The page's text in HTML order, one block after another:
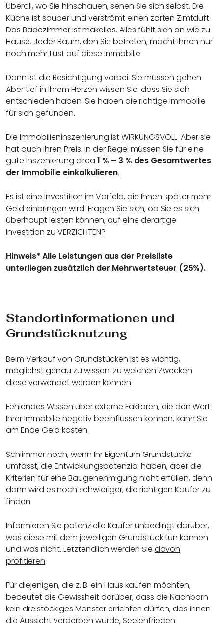
Überall, wo Sie hinschauen, sehen Sie sich selbst. Die
Küche ist sauber und verströmt einen zarten Zimtduft.
Das Badezimmer ist makellos. Alles fühlt sich an wie zu
Hause. Jeder Raum, den Sie betreten, macht Ihnen nur
noch mehr Lust auf diese Immobilie.
Dann ist die Besichtigung vorbei. Sie müssen gehen.
Aber tief in Ihrem Herzen wissen Sie, dass Sie sich
entschieden haben. Sie haben die richtige Immobilie
für sich gefunden.
Die Immobilieninszenierung ist WIRKUNGSVOLL. Aber sie
hat auch ihren Preis. In der Regel müssen Sie für eine
gute Inszenierung circa 1 % – 3 % des Gesamtwertes
der Immobilie einkalkulieren.
Es ist eine Investition im Vorfeld, die Ihnen später mehr
Geld einbringen wird. Fragen Sie sich, ob Sie es sich
überhaupt leisten können, auf eine derartige
Investition zu VERZICHTEN?
Hinweis* Alle Leistungen aus der Preisliste
unterliegen zusätzlich der Mehrwertsteuer (25%).
Standortinformationen und
Grundstücknutzung
Beim Verkauf von Grundstücken ist es wichtig,
möglichst genau zu wissen, zu welchen Zwecken
diese verwendet werden können.
Fehlendes Wissen über externe Faktoren, die den Wert
Ihrer Immobilie negativ beeinflussen können, kann Sie
am Ende Geld kosten.
Schlimmer noch, wenn Ihr Eigentum Grundstücke
umfasst, die Entwicklungspotenzial haben, aber die
Kriterien für eine Baugenehmigung nicht erfüllen, denn
dann wird es noch schwieriger, die richtigen Käufer zu
finden.
Informieren Sie potenzielle Käufer unbedingt darüber,
was diese mit dem jeweiligen Grundstück tun können
und was nicht. Letztendlich werden Sie davon
profitieren.
Für diejenigen, die z. B. ein Haus kaufen möchten,
bedeutet die Gewissheit darüber, dass die Nachbarn
kein dreistöckiges Monster errichten dürfen, das ihnen
die Aussicht verderben würde, Seelenfrieden.